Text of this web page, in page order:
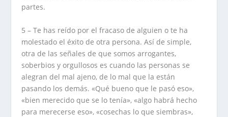
partes.
5 – Te has reído por el fracaso de alguien o te ha
molestado el éxito de otra persona. Así de simple,
otra de las señales de que somos arrogantes,
soberbios y orgullosos es cuando las personas se
alegran del mal ajeno, de lo mal que la están
pasando los demás. «Qué bueno que le pasó eso»,
«bien merecido que se lo tenía», «algo habrá hecho
para merecerse eso», «cosechas lo que siembras»,